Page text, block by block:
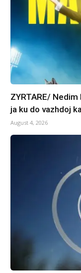
ZYRTARE/
ja ku do vazhdoj
August 4, 2026